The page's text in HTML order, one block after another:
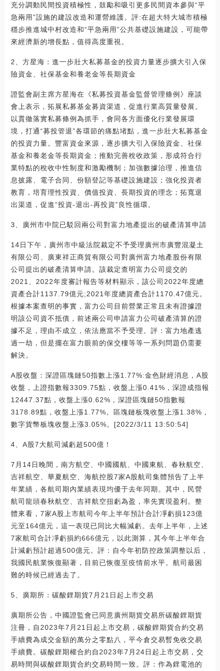
充分調動民間投資積極性，鼓勵和吸引更多民間資本參與“平
急兩用”設施的建設改造和運營維護。評:在超大特大城市積極
穩步推進城中村改造和“平急兩用”公共基礎設施建設，可能帶
來經濟新的增長點，值得高度重視。
2、方星海：進一步壯大私募基金的投資力量逐步擴大引入保
險資金、社保基金和養老金等長期資金
證監會副主席方星海在《私募投資基金監督管理條例》座談
會上表示，拓展私募基金募資渠道，促進行業高質量發展。
以貫徹落實私募條例為抓手，會同各方面優化行業發展環
境，打通“募投管退”各環節的痛點堵點，進一步壯大私募基金
的投資力量。豐富資金來源，逐步擴大引入保險資金、社保
基金和養老金等長期資金；推動完善稅收政策，形成符合行
業特點的稅收中性制度和激勵機制；加強數據治理，推進信
息披露、電子合同、份額登記等基礎設施建設；強化投資者
教育，培育理性投資、價值投資、長期投資的理念；拓寬退
出渠道，促進“投資-退出-再投資”良性循環。
3、廣州市中院已駁回兩公司對富力地產提出的破產清算申請
14日下午，廣州市中級法院裁定不予受理廣州市廣豐混凝土
有限公司、廣東祥正商貿有限公司對廣州富力地產股份有限
公司提出的破產清算申請。該裁定查明富力公司提交的
2021、2022年度審計報告等材料顯示，該公司2022年度總
資產合計1137.79億元;2021年度總資產合計1170.47億元。
根據本案查明的事實，富力公司目前營業正常且未有證據證
明該公司資不抵債，前述兩公司申請富力公司破產清算的證
據不足，理由不成立，依法應當不予受理。評：富力地產逃
過一劫，但是擺在富力眼前的保交樓等等一系列問題仍需要
解決。
A股收盤：深證區塊鏈50指數上漲1.77%:金色財經消息，A股
收盤，上證指數報3309.75點，收盤上漲0.41%，深證成指報
12447.37點，收盤上漲0.62%，深證區塊鏈50指數報
3178.89點，收盤上漲1.77%。區塊鏈板塊收盤上漲1.38%，
數字貨幣板塊收盤上漲3.05%。[2022/3/11 13:50:54]
4、A股7大航司減虧超500億！
7月14日晚間，南方航空、中國國航、中國東航、春秋航空、
吉祥航空、華夏航空、海航控股7家A股航司集體預告了上半
年業績，各航司期內業績表現均優于去年同期。其中，民營
航司龍頭春秋航空、吉祥航空扭虧為盈，率先實現盈利。整
體來看，7家A股上市航司今年上半年預計合計凈虧損123億
元至164億元，這一表現已同比大幅減虧。去年上半年，上述
7家航司合計凈虧損約666億元，以此測算，其今年上半年合
計減虧預計超過500億元。評：自今年初防控政策調整以后，
我國民航業恢復顯著，目前已恢復至疫情前水平。航司最困
難的時候已經過去了。
5、廣期所：碳酸鋰期貨7月21日起上市交易
廣期所公告，中國證監會已同意廣州期貨交易所碳酸鋰期貨
注冊，自2023年7月21日起上市交易，碳酸鋰期貨合約交易
手續費為成交金額的萬分之零點八，平今倉交易暫免收交易
手續費。碳酸鋰期權合約自2023年7月24日起上市交易，交
易時間與碳酸鋰期貨合約交易時間一致。評：作為鋰電池的